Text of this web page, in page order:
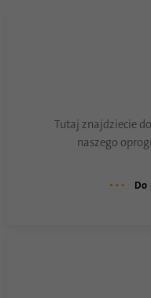
Tutaj znajdziecie
naszego
Do